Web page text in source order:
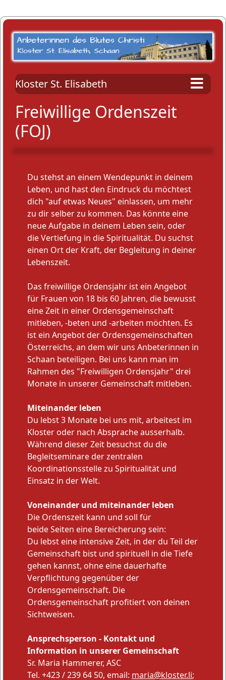
Kloster St. Elisabeth
Freiwillige Ordenszeit
(FOJ)
Du stehst an einem Wendepunkt in deinem
Leben, und hast den Eindruck du möchtest
dich "auf etwas Neues" einlassen, um mehr
zu dir selber zu kommen. Das könnte eine
neue Aufgabe in deinem Leben sein, oder
die Vertiefung in die Spiritualität. Du suchst
einen Ort der Kraft, der Begleitung in deiner
Lebenszeit.
Das freiwillige Ordensjahr ist ein Angebot
für Frauen von 18 bis 60 Jahren, die bewusst
eine Zeit in einer Ordensgemeinschaft
mitleben, -beten und -arbeiten möchten. Es
ist ein Angebot der Ordensgemeinschaften
Österreichs, an dem wir uns Anbeterinnen in
Schaan beteiligen. Bei uns kann man im
Rahmen des "Freiwilligen Ordensjahr" drei
Monate in unserer Gemeinschaft mitleben.
Miteinander leben
Du lebst 3 Monate bei uns mit, arbeitest im
Kloster oder nach Absprache ausserhalb.
Während dieser Zeit besuchst du die
Begleitseminare der zentralen
Koordinationsstelle zu Spiritualität und
Einsatz in der Welt.
Voneinander und miteinander leben
Die Ordenszeit kann und soll für
beide Seiten eine Bereicherung sein:
Du lebst eine intensive Zeit, in der du Teil der
Gemeinschaft bist und spirituell in die Tiefe
gehen kannst, ohne eine dauerhafte
Verpflichtung gegenüber der
Ordensgemeinschaft. Die
Ordensgemeinschaft profitiert von deinen
Sichtweisen.
Ansprechsperson - Kontakt und
Information in unserer Gemeinschaft
Sr. Maria Hammerer, ASC
Tel. +423 / 239 64 50, email: maria@kloster.li;